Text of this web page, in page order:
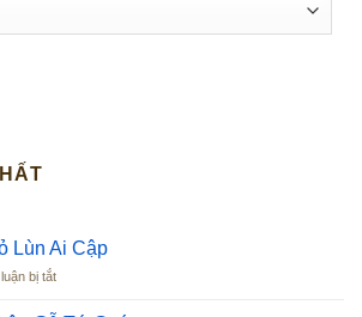
Lùn Ai Cập
bị tắtở